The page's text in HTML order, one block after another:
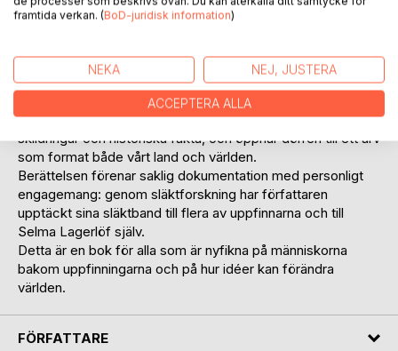
henne till tolv svenska uppfinnare, människor vars idéer
förändrade världen. Tillsammans utforskar de skapandets
tiden.
Boken är en blandning av saga och verklighet och ger
glimtar av Selmas tid som ung flicka. I varje kapitel lyfts
Sveriges rika uppfinnarhistoria fram genom levande
skildringar och historiska fakta, och öppnar dörren till ett arv
som format både vårt land och världen.
Berättelsen förenar saklig dokumentation med personligt
engagemang: genom släktforskning har författaren
upptäckt sina släktband till flera av uppfinnarna och till
Selma Lagerlöf själv.
Detta är en bok för alla som är nyfikna på människorna
bakom uppfinningarna och på hur idéer kan förändra
världen.
FÖRFATTARE
framtida verkan. (BoD-juridisk information)
NEKA NEJ, JUSTERA
ACCEPTERA ALLA